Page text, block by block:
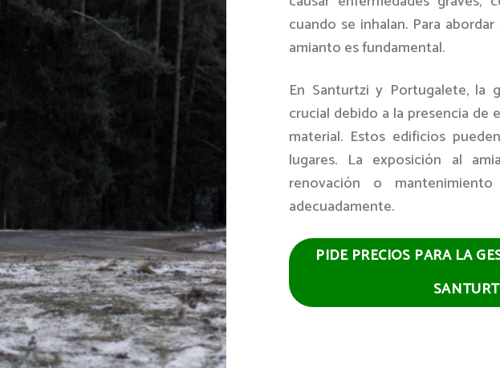
cuando se inhalan. Para
amianto es fundamental.
En Santurtzi y Portugalete, la
crucial debido a la presencia
material. Estos edificios
lugares. La exposición al
renovación o
adecuadamente.
PIDE PRECIOS PARA LA